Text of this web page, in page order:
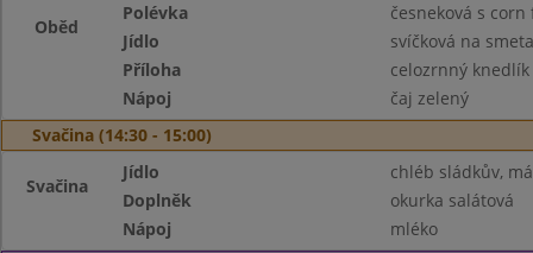
Oběd
Polévka
česneková s corn
Jídlo
svíčková na
Příloha
celozrnný knedlík
Nápoj
čaj zelený
Svačina (14:30 - 15:00)
Svačina
Jídlo
chléb sládkův,
Doplněk
okurka salátová
Nápoj
mléko